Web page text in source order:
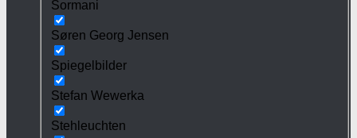
Sormani
Søren Georg Jensen
Spiegelbilder
Stefan Wewerka
Stehleuchten